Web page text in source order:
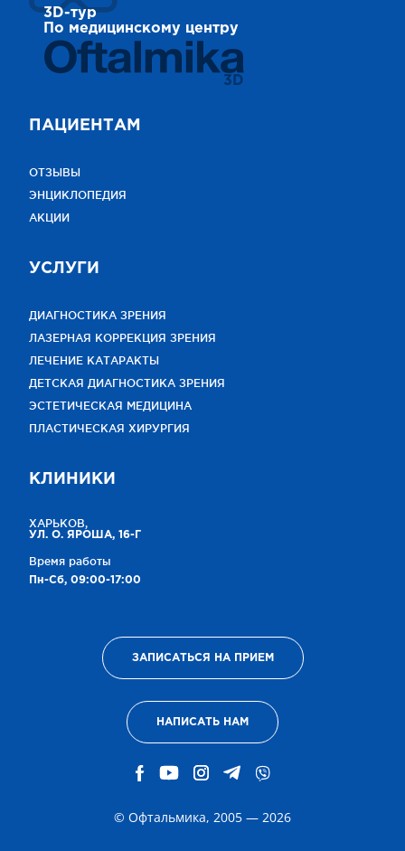
3D-тур
По медицинскому центру
3D
ПАЦИЕНТАМ
ОТЗЫВЫ
ЭНЦИКЛОПЕДИЯ
АКЦИИ
УСЛУГИ
ДИАГНОСТИКА ЗРЕНИЯ
ЛАЗЕРНАЯ КОРРЕКЦИЯ ЗРЕНИЯ
ЛЕЧЕНИЕ КАТАРАКТЫ
ДЕТСКАЯ ДИАГНОСТИКА ЗРЕНИЯ
ЭСТЕТИЧЕСКАЯ МЕДИЦИНА
ПЛАСТИЧЕСКАЯ ХИРУРГИЯ
КЛИНИКИ
ХАРЬКОВ,
УЛ. О. ЯРОША, 16-Г
Время работы
Пн-Сб, 09:00-17:00
ЗАПИСАТЬСЯ НА ПРИЕМ
НАПИСАТЬ НАМ
© Офтальмика, 2005 — 2026